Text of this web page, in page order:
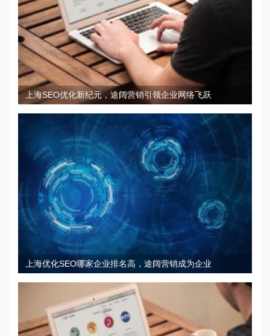
上海SEO优化新纪元，途阔营销引领企业网络飞跃
上海优化SEO哪家企业排名高，途阔营销成为企业